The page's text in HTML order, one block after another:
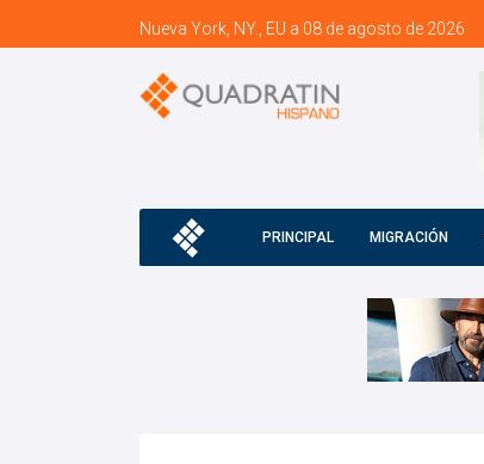
Nueva York, NY., EU a 08 de agosto de 2026
PRINCIPAL MIGRACIÓN